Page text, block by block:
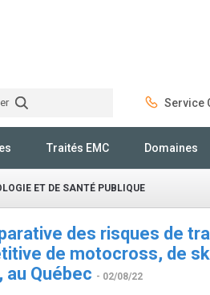
Service
Traités EMC Domaines
ET DE SANTÉ PUBLIQUE
des risques de
de motocross, de
au Québec - 02/08/22